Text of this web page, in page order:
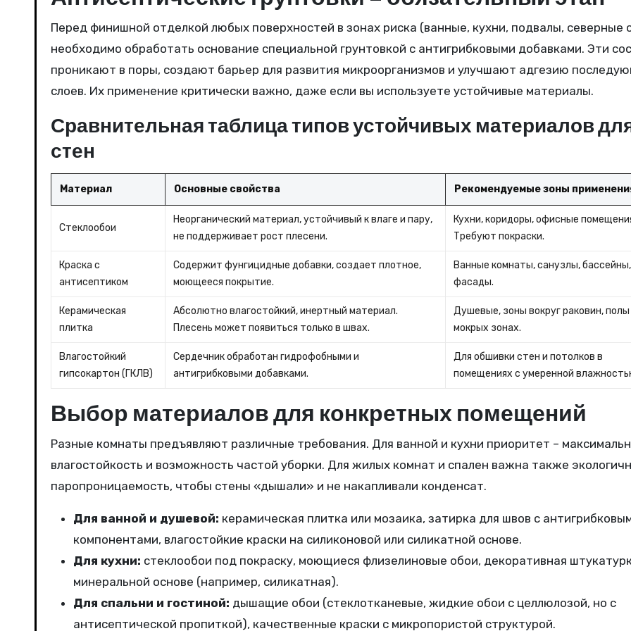
Перед финишной отделкой любых поверхностей в зонах риска (ванные, кухни, подвалы, северные
необходимо обработать основание специальной грунтовкой с антигрибковыми добавками. Эти
проникают в поры, создают барьер для развития микроорганизмов и улучшают адгезию
слоев. Их применение критически важно, даже если вы используете устойчивые материалы.
Сравнительная таблица типов устойчивых материалов
стен
Материал Основные свойства Рекомендуемые зоны
Стеклообои
Неорганический материал, устойчивый к влаге и пару,
не поддерживает рост плесени.
Кухни, коридоры, офисные
Требуют покраски.
Краска с
антисептиком
Содержит фунгицидные добавки, создает плотное,
моющееся покрытие.
Ванные комнаты, санузлы, бассейны,
фасады.
Керамическая
плитка
Абсолютно влагостойкий, инертный материал.
Плесень может появиться только в швах.
Душевые, зоны вокруг раковин, полы
мокрых зонах.
Влагостойкий
гипсокартон (ГКЛВ)
Сердечник обработан гидрофобными и
антигрибковыми добавками.
Для обшивки стен и потолков в
помещениях с умеренной
Выбор материалов для конкретных помещений
Разные комнаты предъявляют различные требования. Для ванной и кухни приоритет –
влагостойкость и возможность частой уборки. Для жилых комнат и спален важна также
паропроницаемость, чтобы стены «дышали» и не накапливали конденсат.
Для ванной и душевой: керамическая плитка или мозаика, затирка для швов с
компонентами, влагостойкие краски на силиконовой или силикатной основе.
Для кухни: стеклообои под покраску, моющиеся флизелиновые обои, декоративная
минеральной основе (например, силикатная).
Для спальни и гостиной: дышащие обои (стеклотканевые, жидкие обои с целлюлозой, но с
антисептической пропиткой), качественные краски с микропористой структурой.